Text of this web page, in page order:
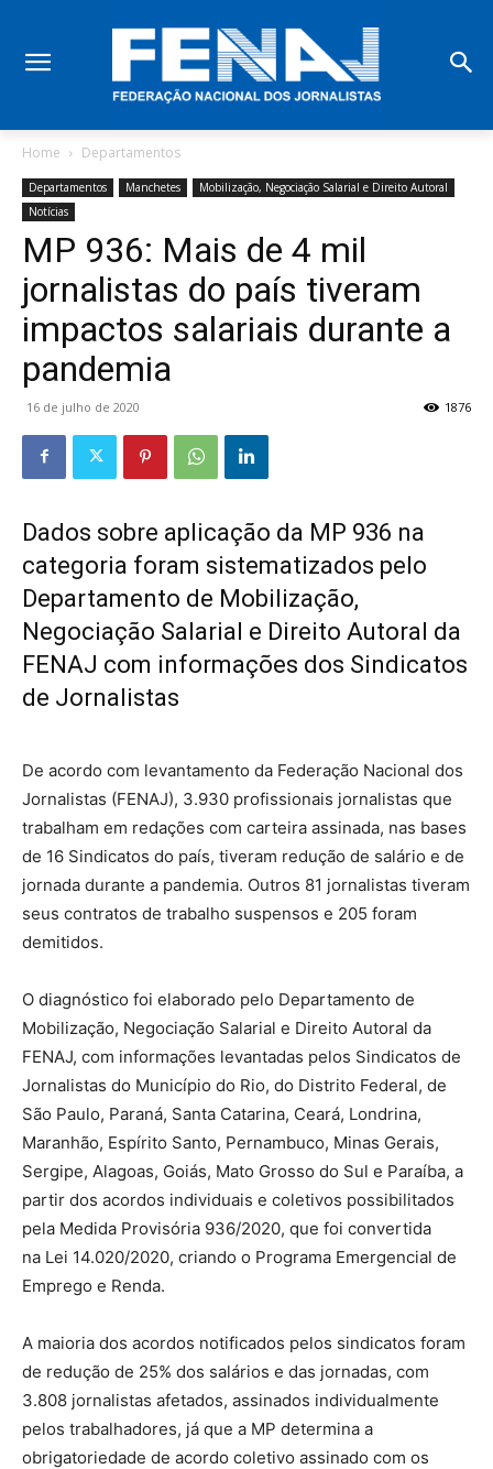
Home Departamentos
Departamentos Manchetes
Mobilização, Negociação Salarial e Direito Autoral
Notícias
MP 936: Mais de 4 mil
jornalistas do país tiveram
impactos salariais durante a
pandemia
16 de julho de 2020 1876
Dados sobre aplicação da MP 936 na
categoria foram sistematizados pelo
Departamento de Mobilização,
Negociação Salarial e Direito Autoral da
FENAJ com informações dos Sindicatos
de Jornalistas
De acordo com levantamento da Federação Nacional dos
Jornalistas (FENAJ), 3.930 profissionais jornalistas que
trabalham em redações com carteira assinada, nas bases
de 16 Sindicatos do país, tiveram redução de salário e de
jornada durante a pandemia. Outros 81 jornalistas tiveram
seus contratos de trabalho suspensos e 205 foram
demitidos.
O diagnóstico foi elaborado pelo Departamento de
Mobilização, Negociação Salarial e Direito Autoral da
FENAJ, com informações levantadas pelos Sindicatos de
Jornalistas do Município do Rio, do Distrito Federal, de
São Paulo, Paraná, Santa Catarina, Ceará, Londrina,
Maranhão, Espírito Santo, Pernambuco, Minas Gerais,
Sergipe, Alagoas, Goiás, Mato Grosso do Sul e Paraíba, a
partir dos acordos individuais e coletivos possibilitados
pela Medida Provisória 936/2020, que foi convertida
na Lei 14.020/2020, criando o Programa Emergencial de
Emprego e Renda.
A maioria dos acordos notificados pelos sindicatos foram
de redução de 25% dos salários e das jornadas, com
3.808 jornalistas afetados, assinados individualmente
pelos trabalhadores, já que a MP determina a
obrigatoriedade de acordo coletivo assinado com os